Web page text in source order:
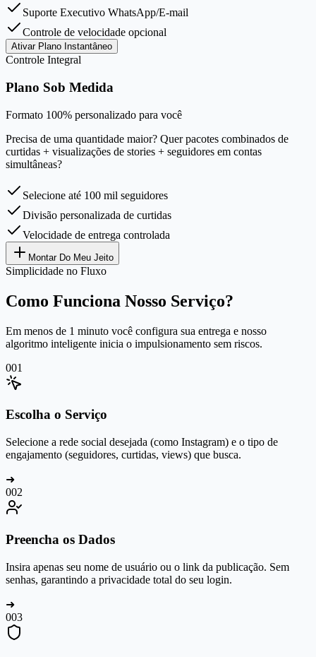
Suporte Executivo WhatsApp/E-mail
Controle de velocidade opcional
Ativar Plano Instantâneo
Controle Integral
Plano Sob Medida
Formato 100% personalizado para você
Precisa de uma quantidade maior? Quer pacotes combinados de
curtidas + visualizações de stories + seguidores em contas
simultâneas?
Selecione até 100 mil seguidores
Divisão personalizada de curtidas
Velocidade de entrega controlada
Montar Do Meu Jeito
Simplicidade no Fluxo
Como Funciona Nosso Serviço?
Em menos de 1 minuto você configura sua entrega e nosso
algoritmo inteligente inicia o impulsionamento sem riscos.
001
Escolha o Serviço
Selecione a rede social desejada (como Instagram) e o tipo de
engajamento (seguidores, curtidas, views) que busca.
➜
002
Preencha os Dados
Insira apenas seu nome de usuário ou o link da publicação. Sem
senhas, garantindo a privacidade total do seu login.
➜
003